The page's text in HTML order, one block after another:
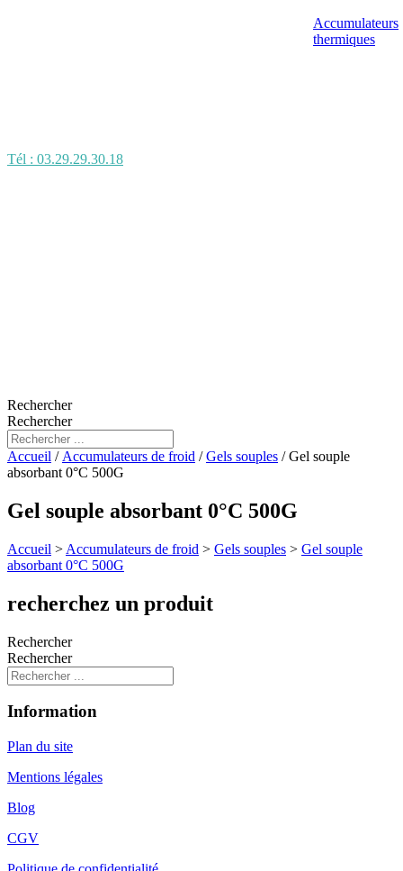
Accumulateurs
thermiques
Tél : 03.29.29.30.18
Rechercher
Rechercher
Accueil / Accumulateurs de froid /Gels souples / Gel souple
absorbant 0°C 500G
Gel souple absorbant 0°C 500G
Accueil > Accumulateurs de froid > Gels souples > Gel souple
absorbant 0°C 500G
recherchez un produit
Rechercher
Rechercher
Information
Plan du site
Mentions légales
Blog
CGV